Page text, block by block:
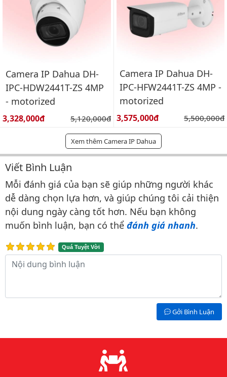
Camera IP Dahua DH-
IPC-HDW2441T-ZS 4MP
- motorized
Giá bán:
3,328,000đ Giá gốc:
5,120,000đ
Camera IP Dahua DH-
IPC-HFW2441T-ZS 4MP -
motorized
Giá bán:
3,575,000đ Giá gốc:
5,500,000đ
Xem thêm Camera IP Dahua
Bình luận & Đánh giá
Viết Bình Luận
Mỗi đánh giá của bạn sẽ giúp những người khác
dễ dàng chọn lựa hơn, và giúp chúng tôi cải thiện
nội dung ngày càng tốt hơn. Nếu bạn không
muốn bình luận, bạn có thể đánh giá nhanh.
Quá Tuyệt Vời
Nội dung bình luận
Gởi Bình Luận
Lý do chọn chúng tôi